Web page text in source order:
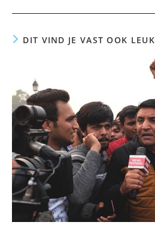
DIT VIND JE VAST OOK LEUK